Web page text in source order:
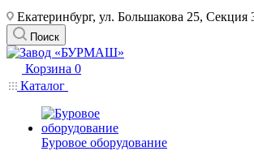
Екатеринбург, ул. Большакова 25, Секция
Поиск
Корзина 0
Каталог
Буровое оборудование